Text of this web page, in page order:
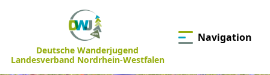
Deutsche Wanderjugend
Landesverband Nordrhein-Westfalen
Navigation